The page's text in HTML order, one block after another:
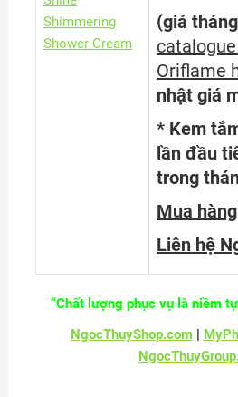
(giá
Oriflame
nhật giá
* Kem
lần đầu
trong
Mua hàng
Liên hệ
“Chất lượng phục vụ là niềm
NgocThuyShop.com|